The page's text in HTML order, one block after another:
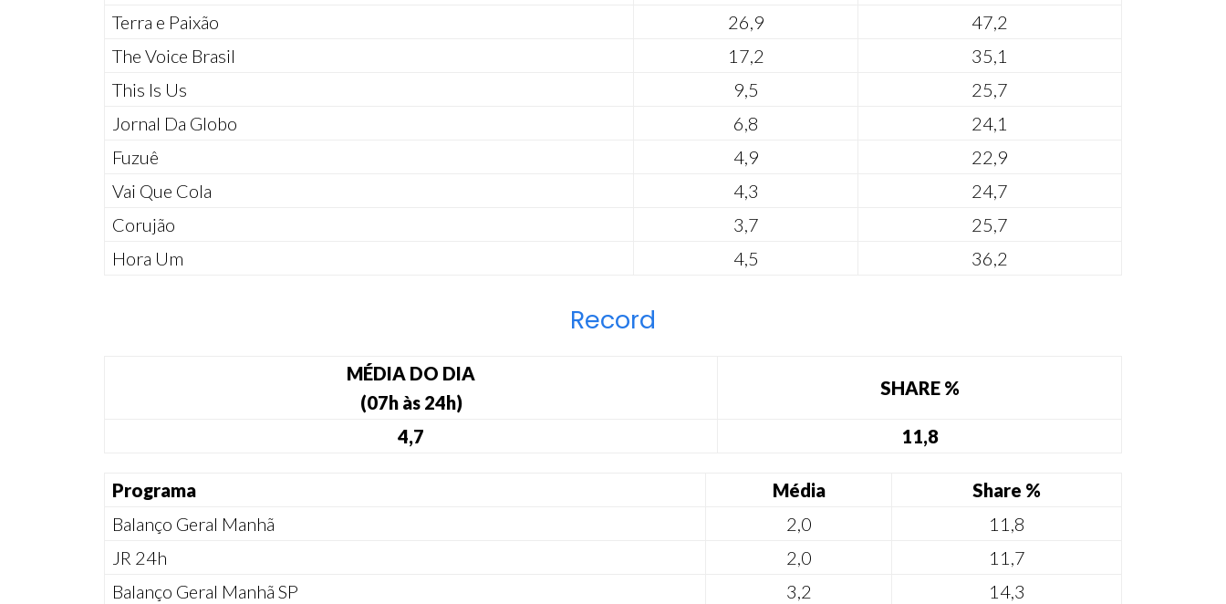
Terra e Paixão
26,9
47,2
The Voice Brasil
17,2
35,1
This Is Us
9,5
25,7
Jornal Da Globo
6,8
24,1
Fuzuê
4,9
22,9
Vai Que Cola
4,3
24,7
Corujão
3,7
25,7
Hora Um
4,5 36,2
Record
MÉDIA DO DIA
(07h às 24h)
SHARE %
4,7 11,8
Programa Média
Share %
Balanço Geral Manhã
2,0
11,8
JR 24h
2,0
11,7
Balanço Geral Manhã SP
3,2
14,3